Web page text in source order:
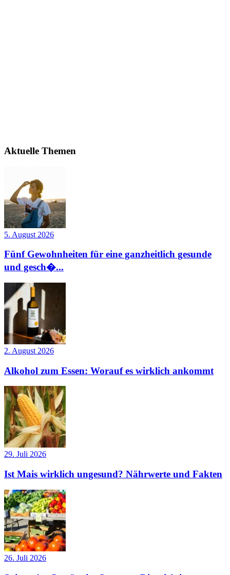
Aktuelle Themen
5. August 2026
Fünf Gewohnheiten für eine ganzheitlich gesunde
und gesch�...
2. August 2026
Alkohol zum Essen: Worauf es wirklich ankommt
29. Juli 2026
Ist Mais wirklich ungesund? Nährwerte und Fakten
26. Juli 2026